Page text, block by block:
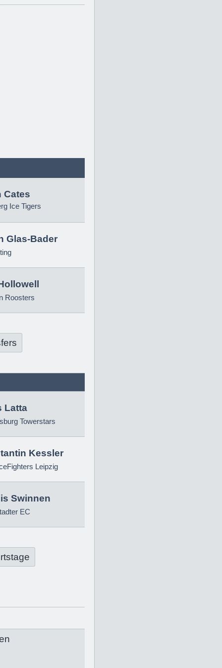
Cates
Ice Tigers
Glas-Bader
Roosters
Latta
Towerstars
Kessler
Leipzig
Swinnen
EC